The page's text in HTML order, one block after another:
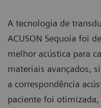
A tecnologia de
ACUSON Sequoia foi
melhor acústica para
materiais avançados,
a correspondência
paciente foi